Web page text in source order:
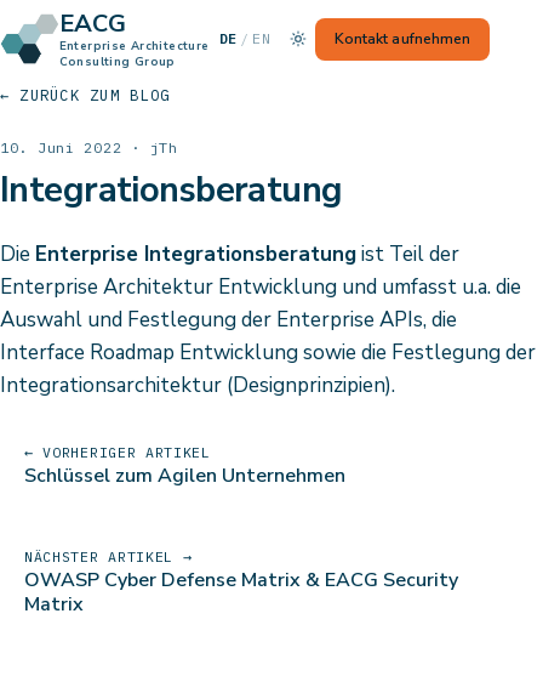
EACG
Enterprise Architecture
Consulting Group
DE / EN — Switch to English
Kontakt aufnehmen
← ZURÜCK ZUM BLOG
10. Juni 2022 · jTh
Integrationsberatung
Die Enterprise Integrationsberatungist Teil der
Enterprise Architektur Entwicklung und umfasst u.a. die
Auswahl und Festlegung der Enterprise APIs, die
Interface Roadmap Entwicklung sowie die Festlegung der
Integrationsarchitektur (Designprinzipien).
← VORHERIGER ARTIKEL
Schlüssel zum Agilen Unternehmen
NÄCHSTER ARTIKEL →
OWASP Cyber Defense Matrix & EACG Security
Matrix